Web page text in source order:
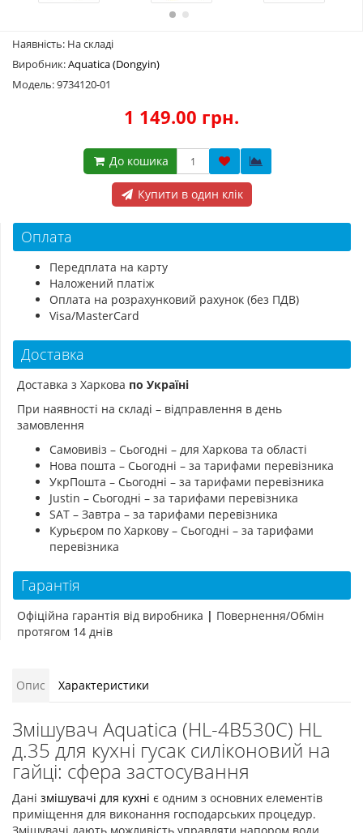
Наявність: На складі
Виробник:Aquatica (Dongyin)
Модель: 9734120-01
1 149.00 грн.
До кошика
Купити в один клік
Оплата
Передплата на карту
Наложений платіж
Оплата на розрахунковий рахунок (без ПДВ)
Visa/MasterCard
Доставка
Доставка з Харкова по Україні
При наявності на складі – відправлення в день
замовлення
Самовивіз – Сьогодні – для Харкова та області
Нова пошта – Сьогодні – за тарифами перевізника
УкрПошта – Сьогодні – за тарифами перевізника
Justin – Сьогодні – за тарифами перевізника
SAT – Завтра – за тарифами перевізника
Курьєром по Харкову – Сьогодні – за тарифами
перевізника
Гарантія
Офіційна гарантія від виробника | Повернення/Обмін
протягом 14 днів
Опис Характеристики
Змішувач Aquatica (HL-4B530C) HL
д.35 для кухні гусак силіконовий на
гайці: сфера застосування
Дані змішувачі для кухні є одним з основних елементів
приміщення для виконання господарських процедур.